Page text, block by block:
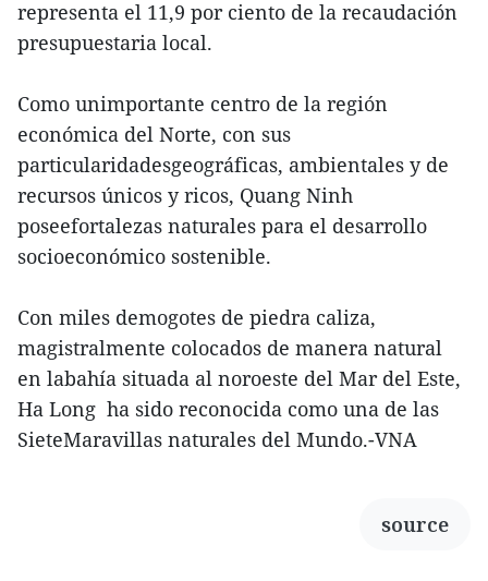
representa el 11,9 por ciento de la recaudación
presupuestaria local.
Como unimportante centro de la región
económica del Norte, con sus
particularidadesgeográficas, ambientales y de
recursos únicos y ricos, Quang Ninh
poseefortalezas naturales para el desarrollo
socioeconómico sostenible.
Con miles demogotes de piedra caliza,
magistralmente colocados de manera natural
en labahía situada al noroeste del Mar del Este,
Ha Long ha sido reconocida como una de las
SieteMaravillas naturales del Mundo.-VNA
source